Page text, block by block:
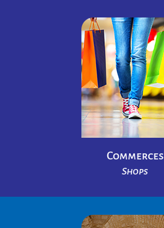
Commerces
Shops